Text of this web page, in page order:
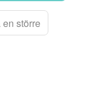
större